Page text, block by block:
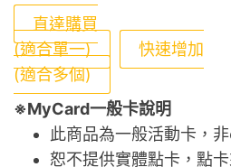
直達購買
(適合單一)
快速增加
(適合多個)
※MyCard一般卡說明
此商品為一般活動卡，
恕不提供實體點卡，點